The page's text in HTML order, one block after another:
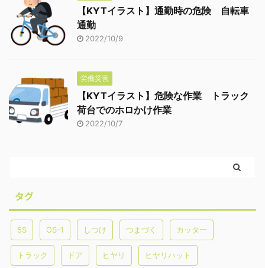
【KYTイラスト】通勤時の危険 自転車
通勤
2022/10/9
労働災害
【KYTイラスト】危険な作業 トラック
荷台でのホロかけ作業
2022/10/7
タグ
5S OS-1 しつけ つまづく カッター
トラック ドア ヒヤリ ヒヤリハット